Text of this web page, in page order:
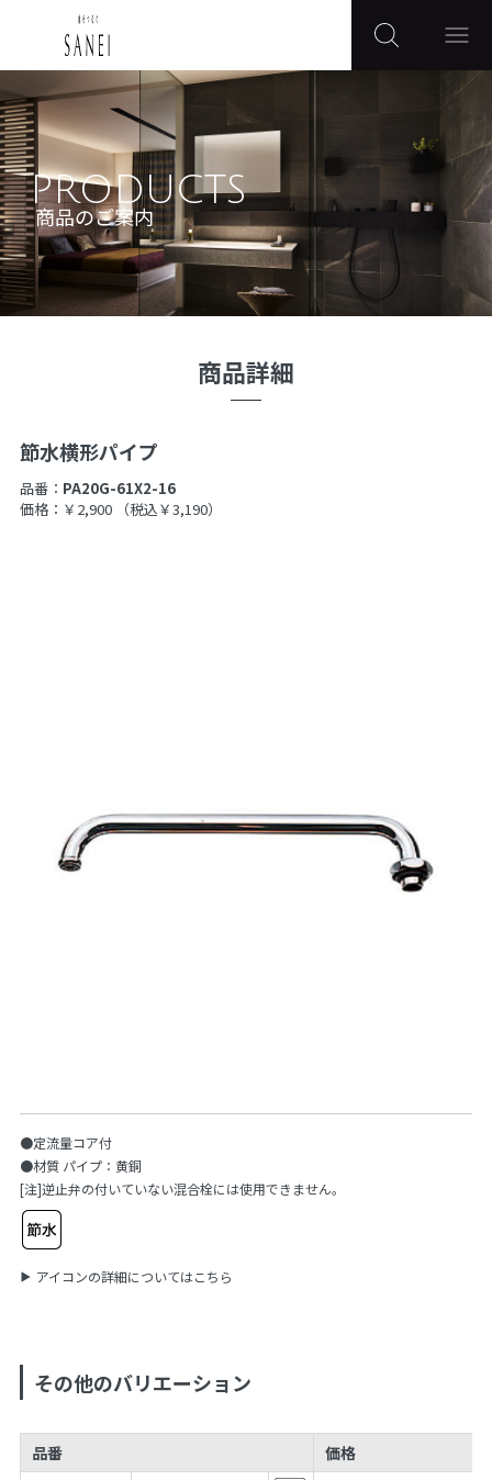
PRODUCTS
商品のご案内
商品詳細
節水横形パイプ
品番： PA20G-61X2-16
価格：￥2,900
（税込￥3,190）
●定流量コア付
●材質 パイプ：黄銅
[注]逆止弁の付いていない混合栓には使用できません。
アイコンの詳細についてはこちら
その他のバリエーション
品番 価格